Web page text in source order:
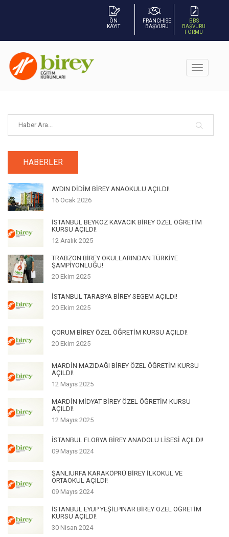
BBS
BAŞVURU
FORMU
FRANCHISE
BAŞVURU
ÖN
KAYIT
HABERLER
AYDIN DİDİM BİREY ANAOKULU AÇILDI!
16 Ocak 2026
İSTANBUL BEYKOZ KAVACIK BİREY ÖZEL ÖĞRETİM
KURSU AÇILDI!
12 Aralık 2025
TRABZON BİREY OKULLARINDAN TÜRKİYE
ŞAMPİYONLUĞU!
20 Ekim 2025
İSTANBUL TARABYA BİREY SEGEM AÇILDI!
20 Ekim 2025
ÇORUM BİREY ÖZEL ÖĞRETİM KURSU AÇILDI!
20 Ekim 2025
MARDİN MAZIDAĞI BİREY ÖZEL ÖĞRETİM KURSU
AÇILDI!
12 Mayıs 2025
MARDİN MİDYAT BİREY ÖZEL ÖĞRETİM KURSU
AÇILDI!
12 Mayıs 2025
İSTANBUL FLORYA BİREY ANADOLU LİSESİ AÇILDI!
09 Mayıs 2024
ŞANLIURFA KARAKÖPRÜ BİREY İLKOKUL VE
ORTAOKUL AÇILDI!
09 Mayıs 2024
İSTANBUL EYÜP YEŞİLPINAR BİREY ÖZEL ÖĞRETİM
KURSU AÇILDI!
30 Nisan 2024